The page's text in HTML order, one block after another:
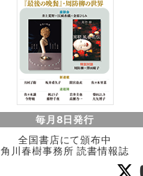
毎月8日発行
全国書店にて頒布中
角川春樹事務所 読書情報誌